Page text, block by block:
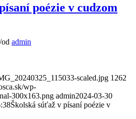
poézie v cudzom
/od admin
scaled.jpg 1262
wp-
300x163.png admin2024-03-30
Školská súťaž v písaní poézie v